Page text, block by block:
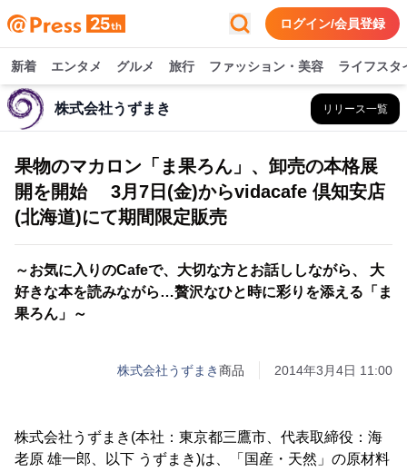
ログイン/会員登録
新着 エンタメ グルメ 旅行 ファッション・美容 ライフスタ
株式会社うずまき リリース一覧
果物のマカロン「ま果ろん」、卸売の本格展
開を開始 3月7日(金)からvidacafe 倶知安店
(北海道)にて期間限定販売
～お気に入りのCafeで、大切な方とお話ししながら、 大
好きな本を読みながら…贅沢なひと時に彩りを添える「ま
果ろん」～
株式会社うずまき商品 2014年3月4日 11:00
株式会社うずまき(本社：東京都三鷹市、代表取締役：海
老原 雄一郎、以下 うずまき)は、「国産・天然」の原材料